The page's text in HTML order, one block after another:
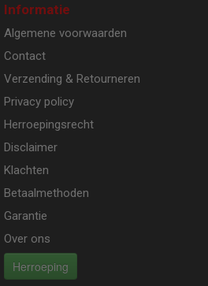
Informatie
Algemene voorwaarden
Contact
Verzending & Retourneren
Privacy policy
Herroepingsrecht
Disclaimer
Klachten
Betaalmethoden
Garantie
Over ons
Herroeping